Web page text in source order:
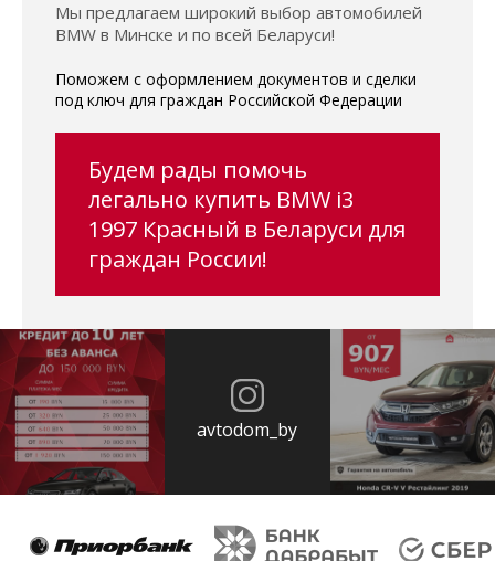
Мы предлагаем широкий выбор автомобилей
BMW в Минске и по всей Беларуси!
Поможем с оформлением документов и сделки
под ключ для граждан Российской Федерации
Будем рады помочь
легально купить BMW i3
1997 Красный в Беларуси для
граждан России!
avtodom_by